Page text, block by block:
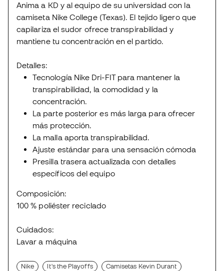
Anima a KD y al equipo de su universidad con la
camiseta Nike College (Texas). El tejido ligero que
capilariza el sudor ofrece transpirabilidad y
mantiene tu concentración en el partido.
Detalles:
Tecnología Nike Dri-FIT para mantener la
transpirabilidad, la comodidad y la
concentración.
La parte posterior es más larga para ofrecer
más protección.
La malla aporta transpirabilidad.
Ajuste estándar para una sensación cómoda
Presilla trasera actualizada con detalles
específicos del equipo
Composición:
100 % poliéster reciclado
Cuidados:
Lavar a máquina
Nike It's the Playoffs Camisetas Kevin Durant